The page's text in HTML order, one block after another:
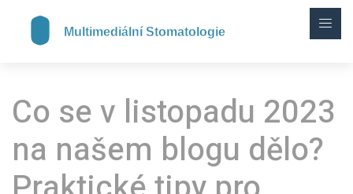
Co se v listopadu 2023
na našem blogu dělo?